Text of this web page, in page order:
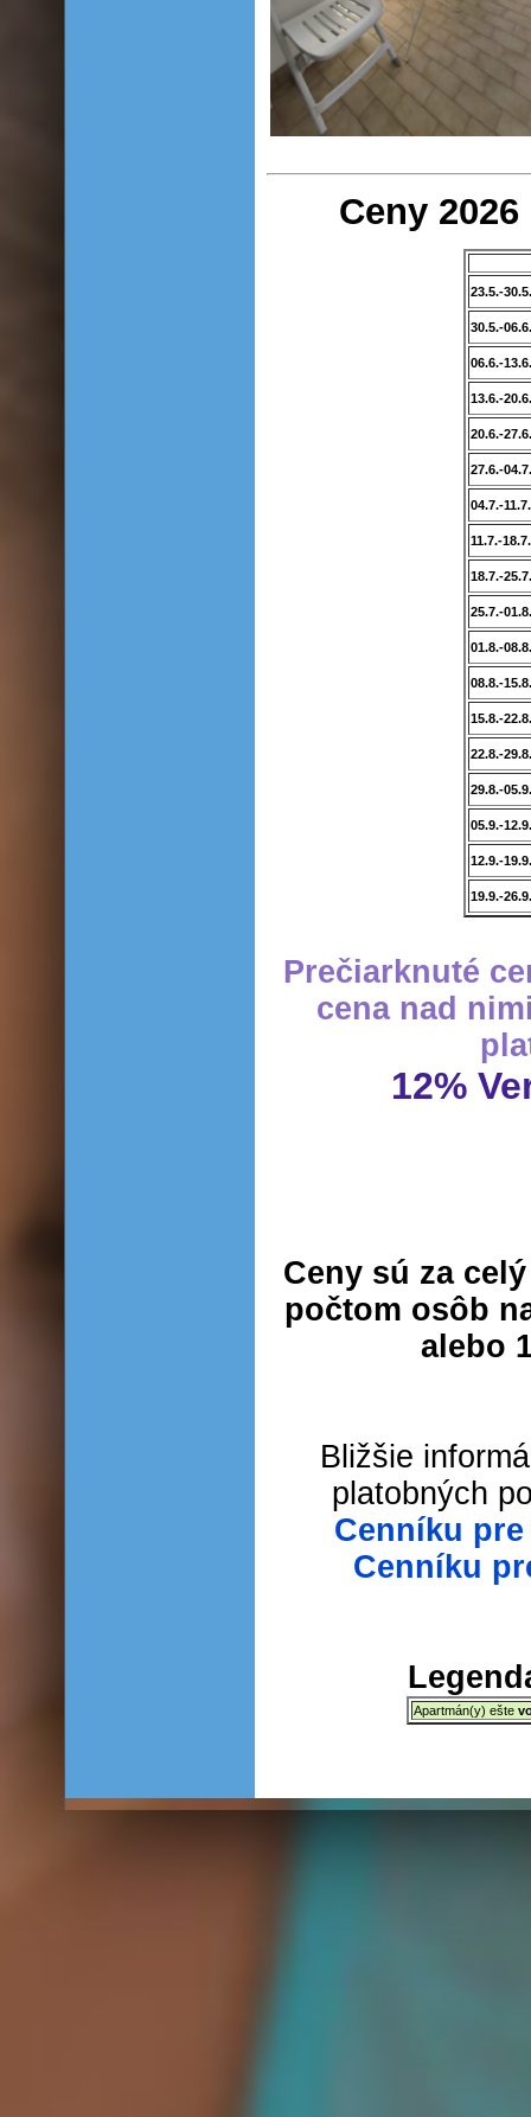
Ceny
23.5.-30.5.
30.5.-06.6.
06.6.-13.6.
13.6.-20.6.
20.6.-27.6.
27.6.-04.7.
04.7.-11.7.
11.7.-18.7.
18.7.-25.7.
25.7.-01.8.
01.8.-08.8.
08.8.-15.8.
15.8.-22.8.
22.8.-29.8.
29.8.-05.9.
05.9.-12.9.
12.9.-19.9.
19.9.-26.9.
Prečiarknuté
cena nad
12%
Ceny sú za
počtom osôb
alebo
Bližšie
platobných
Cenníku
Cenníku
Apartmán(y) ešte